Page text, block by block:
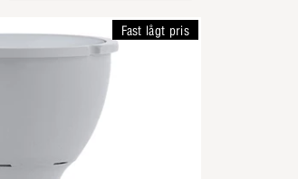
Fast lågt pris